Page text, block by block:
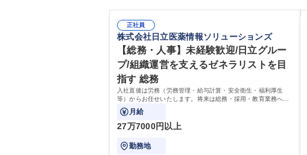
正社員
株式会社日立医薬情報ソリューションズ
【総務・人事】未経験歓迎/日立グルー
プ/組織運営を支えるゼネラリストを目
指す 総務
入社直後は労務（労務管理・給与計算・安全衛生・福利厚生
等）からお任せいたします。将来は総務・採用・教育業務へ守
備範囲を広げ、組織運営を支えるゼネラリストをめざせます。
月給
27万7000円以上
勤務地